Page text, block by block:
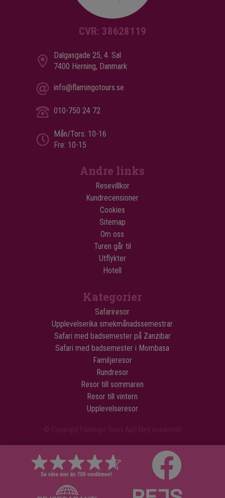
dryck. Området runt grottan är ett fridfullt
naturreservat med rikt djurliv, där du bland annat
kan ha turen att se röda colobusapor, färgglada
CVR: 38628119
Dalgasgade 25, 4. Sal
7400 Herning, Danmark
info@flamingotours.se
010-750 24 72
Mån/Tors: 10-16
Fre: 10-15
Andre links
Resevillkor
Kundrecensioner
Cookies
Sitemap
Om oss
Turen går til
Utflykter
Hotell
Kategorier
Safariresor
Upplevelserika smekmånadssemestrar
Safari med badsemester på Zanzibar
Safari med badsemester i Mombasa
Familjeresor
Rundresor
Resor till sommaren
Resor till vintern
Upplevelseresor